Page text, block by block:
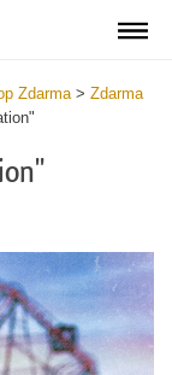
Zdarma> Zdarma